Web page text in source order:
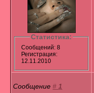
Статистика:
Сообщений: 8
Регистрация:
12.11.2010
Сообщение# 1